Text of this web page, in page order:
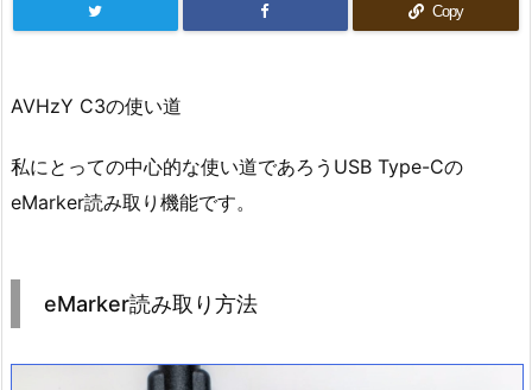
Copy
AVHzY C3の使い道
私にとっての中心的な使い道であろうUSB Type-Cの
eMarker読み取り機能です。
eMarker読み取り方法